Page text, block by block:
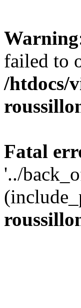
Warning
failed to
/htdocs/
Fatal
'../